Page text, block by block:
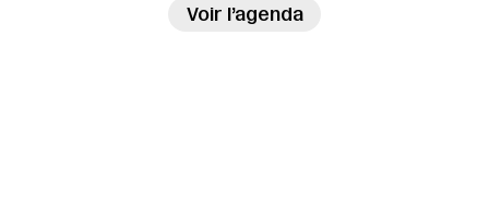
Voir l’agenda